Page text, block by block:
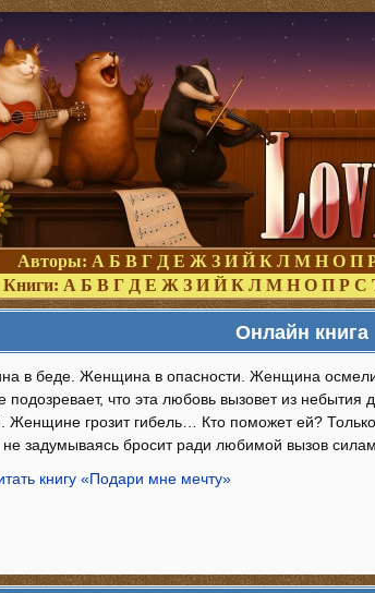
Авторы: А Б В Г Д Е Ж З И Й К Л М Н О П
Книги: А Б В Г Д Е Ж З И Й К Л М Н О П Р С
Онлайн книга
в беде. Женщина в опасности. Женщина
подозревает, что эта любовь вызовет из
Женщине грозит гибель… Кто поможет ей?
не задумываясь бросит ради любимой вызов
книгу «Подари мне мечту»